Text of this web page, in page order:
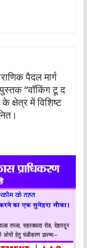
पैदल मार्ग
‘‘वॉकिंग टू द
क्षेत्र में विशिष्ट